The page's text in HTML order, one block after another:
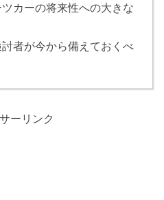
カーの将来性への大きな
者が今から備えておくべ
ーリンク